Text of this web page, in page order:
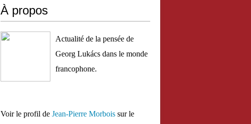
À propos
Actualité de la pensée de
Georg Lukács dans le monde
francophone.
Voir le profil de Jean-Pierre Morbois sur le